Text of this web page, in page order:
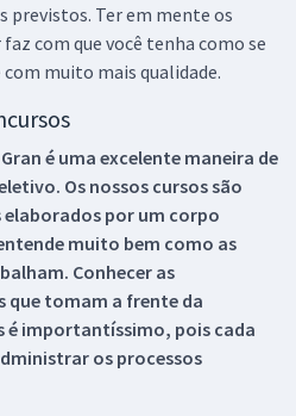
previstos. Ter em mente os
com que você tenha como se
muito mais qualidade.
é uma excelente maneira de
Os nossos cursos são
por um corpo
muito bem como as
Conhecer as
que tomam a frente da
é importantíssimo, pois cada
os processos